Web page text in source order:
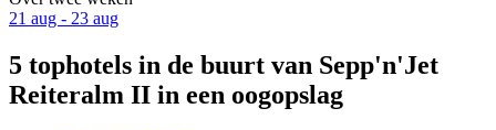
21 aug - 23 aug
5 tophotels in de buurt van Sepp'n'Jet
Reiteralm II in een oogopslag